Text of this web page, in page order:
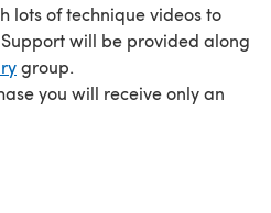
lots of technique videos to
will be provided along
group.
you will receive only an